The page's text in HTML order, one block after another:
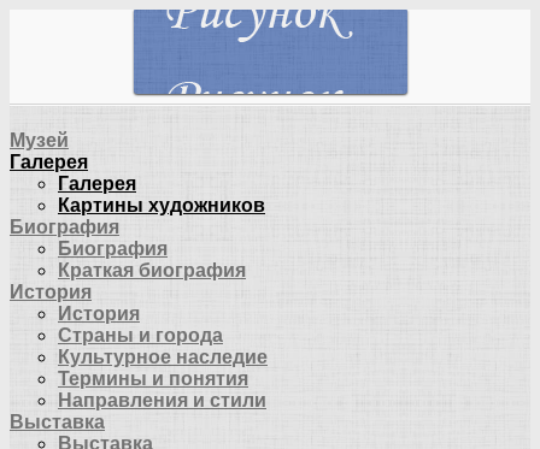
Музей
Галерея
Галерея
Картины художников
Биография
Биография
Краткая биография
История
История
Страны и города
Культурное наследие
Термины и понятия
Направления и стили
Выставка
Выставка